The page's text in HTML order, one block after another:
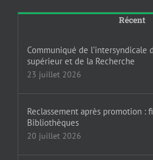
Récent
Communiqué de l’intersyndicale
supérieur et de la Recherche
23 juillet 2026
Reclassement après promotion :
Bibliothèques
20 juillet 2026